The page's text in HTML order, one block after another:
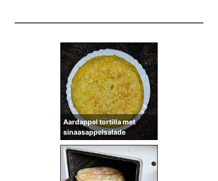
Aardappel tortilla met
sinaasappelsalade